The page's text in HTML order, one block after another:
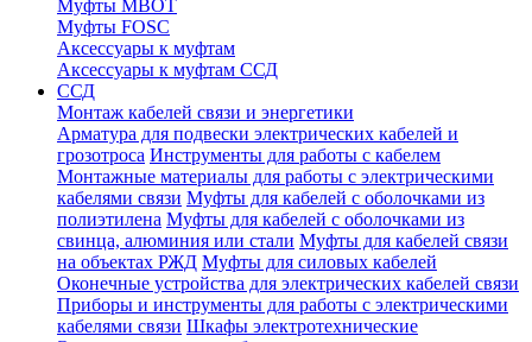
Муфты МВОТ
Муфты FOSC
Аксессуары к муфтам
Аксессуары к муфтам ССД
ССД
Монтаж кабелей связи и энергетики
Арматура для подвески электрических кабелей и
грозотроса Инструменты для работы с кабелем
Монтажные материалы для работы с электрическими
кабелями связи Муфты для кабелей с оболочками из
полиэтилена Муфты для кабелей с оболочками из
свинца, алюминия или стали Муфты для кабелей связи
на объектах РЖД Муфты для силовых кабелей
Оконечные устройства для электрических кабелей связи
Приборы и инструменты для работы с электрическими
кабелями связи Шкафы электротехнические